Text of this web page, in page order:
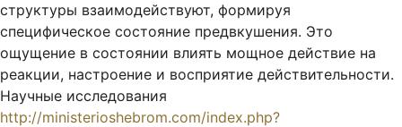
структуры взаимодействуют, формируя
специфическое состояние предвкушения. Это
ощущение в состоянии влиять мощное действие на
реакции, настроение и восприятие действительности.
Научные исследования
http://ministerioshebrom.com/index.php?